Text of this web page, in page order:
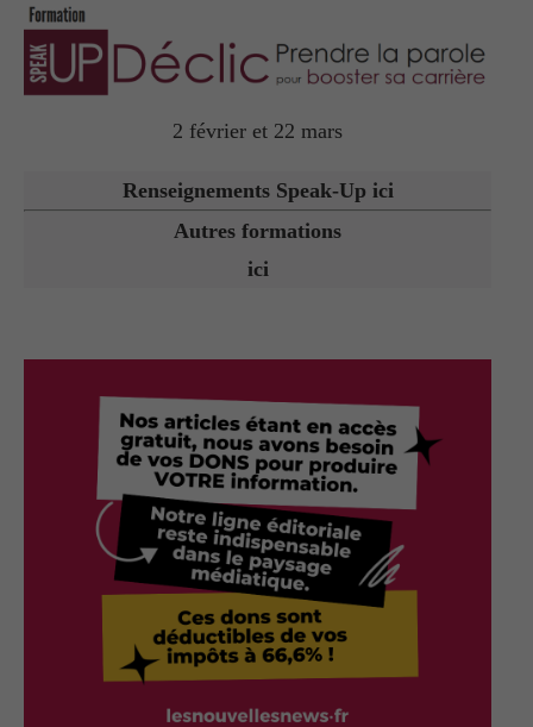
2 février et 22 mars
Renseignements Speak-Up ici
Autres formations
ici